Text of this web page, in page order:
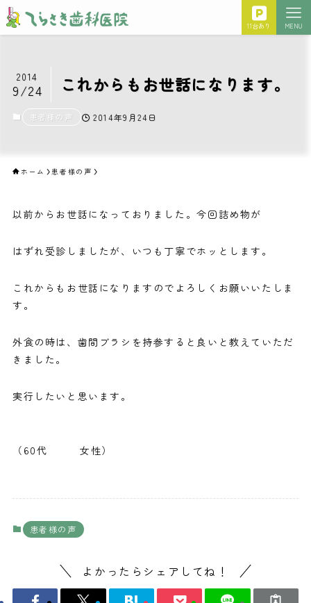
11台あり MENU
これからもお世話になります。
2014
9/24
患者様の声 2014年9月24日
ホーム 患者様の声
以前からお世話になっておりました。今回詰め物が
はずれ受診しましたが、いつも丁寧でホッとします。
これからもお世話になりますのでよろしくお願いいたしま
す。
外食の時は、歯間ブラシを持参すると良いと教えていただ
きました。
実行したいと思います。
（60代 女性）
患者様の声
よかったらシェアしてね！